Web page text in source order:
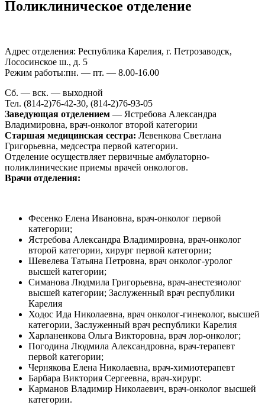
Поликлиническое отделение
Адрес отделения: Республика Карелия, г. Петрозаводск,
Лососинское ш., д. 5
Режим работы:пн. — пт. — 8.00-16.00
Сб. — вск. — выходной
Тел. (814-2)76-42-30, (814-2)76-93-05
Заведующая отделением — Ястребова Александра
Владимировна, врач-онколог второй категории
Старшая медицинская сестра: Левенкова Светлана
Григорьевна, медсестра первой категории.
Отделение осуществляет первичные амбулаторно-
поликлинические приемы врачей онкологов.
Врачи отделения:
Фесенко Елена Ивановна, врач-онколог первой
категории;
Ястребова Александра Владимировна, врач-онколог
второй категории, хирург первой категории;
Шевелева Татьяна Петровна, врач онколог-уролог
высшей категории;
Симанова Людмила Григорьевна, врач-анестезиолог
высшей категории; Заслуженный врач республики
Карелия
Ходос Ида Николаевна, врач онколог-гинеколог, высшей
категории, Заслуженный врач республики Карелия
Харланенкова Ольга Викторовна, врач лор-онколог;
Погодина Людмила Александровна, врач-терапевт
первой категории;
Чернякова Елена Николаевна, врач-химиотерапевт
Барбара Виктория Сергеевна, врач-хирург.
Карманов Владимир Николаевич, врач-онколог высшей
категории.